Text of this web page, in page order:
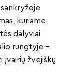
sankryžoje
kuriame
dalyviai
rungtyje –
žvejiškų